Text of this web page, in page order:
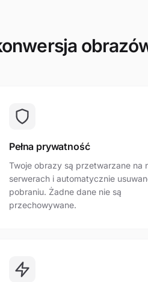
Pełna prywatność
Twoje obrazy są przetwarzane na
serwerach i automatycznie
pobraniu. Żadne dane nie są
przechowywane.